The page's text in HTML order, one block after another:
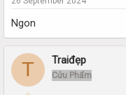
Ngon
T Traiđẹp
Cửu Phẩm